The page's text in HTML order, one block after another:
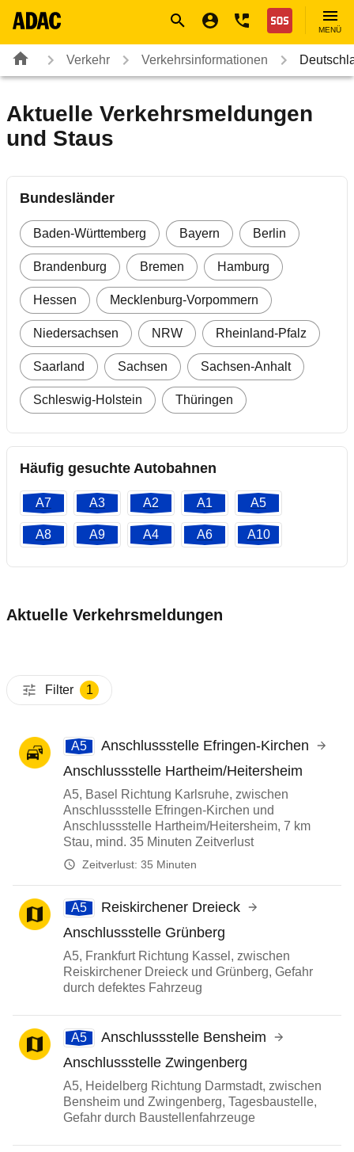
Nothilfe
MENÜ
Verkehr Verkehrsinformationen
Aktuelle Verkehrsmeldungen
und Staus
Bundesländer
Baden-Württemberg Bayern Berlin
Brandenburg Bremen Hamburg
Hessen Mecklenburg-Vorpommern
Niedersachsen NRW Rheinland-Pfalz
Saarland Sachsen Sachsen-Anhalt
Schleswig-Holstein Thüringen
Häufig gesuchte Autobahnen
A7 A3 A2 A1 A5
A8 A9 A4 A6 A10
Aktuelle Verkehrsmeldungen
Filter 1
A5
Anschlussstelle Efringen-Kirchen
Anschlussstelle Hartheim/Heitersheim
A5, Basel Richtung Karlsruhe, zwischen
Anschlussstelle Efringen-Kirchen und
Anschlussstelle Hartheim/Heitersheim, 7 km
Stau, mind. 35 Minuten Zeitverlust
Zeitverlust: 35 Minuten
A5
Reiskirchener Dreieck
Anschlussstelle Grünberg
A5, Frankfurt Richtung Kassel, zwischen
Reiskirchener Dreieck und Grünberg, Gefahr
durch defektes Fahrzeug
A5
Anschlussstelle Bensheim
Anschlussstelle Zwingenberg
A5, Heidelberg Richtung Darmstadt, zwischen
Bensheim und Zwingenberg, Tagesbaustelle,
Gefahr durch Baustellenfahrzeuge